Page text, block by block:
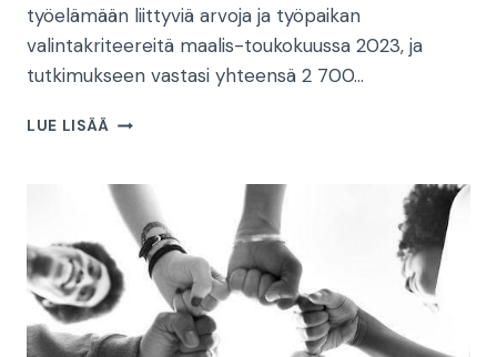
työelämään liittyviä arvoja ja työpaikan
valintakriteereitä maalis-toukokuussa 2023, ja
tutkimukseen vastasi yhteensä 2 700…
LUE LISÄÄ MAHDOLLISUUS
ENTISTÄ
TÄRKEÄMPÄÄ
TYÖPAIKAN
VALINNASSA